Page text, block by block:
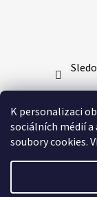
K personalizaci
sociálních médií
soubory cookies.
Přijímáme